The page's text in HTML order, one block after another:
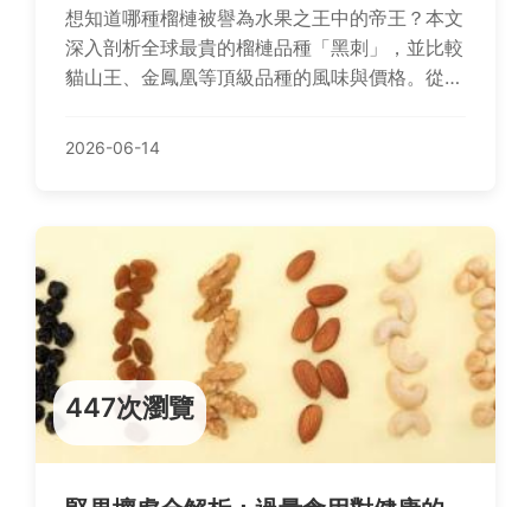
想知道哪種榴槤被譽為水果之王中的帝王？本文
深入剖析全球最貴的榴槤品種「黑刺」，並比較
貓山王、金鳳凰等頂級品種的風味與價格。從產
讓你不再花冤枉錢，真正體驗極致榴槤魅力。
2026-06-14
447次瀏覽